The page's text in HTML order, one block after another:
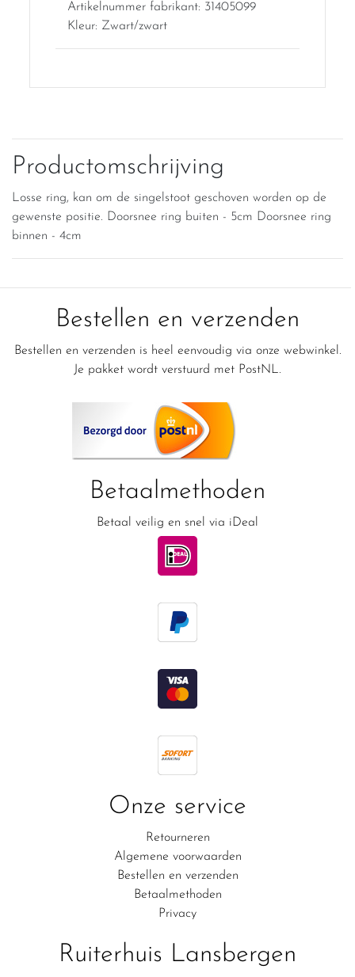
Artikelnummer fabrikant: 31405099
Kleur: Zwart/zwart
Productomschrijving
Losse ring, kan om de singelstoot geschoven worden op de
gewenste positie. Doorsnee ring buiten - 5cm Doorsnee ring
binnen - 4cm
Bestellen en verzenden
Bestellen en verzenden is heel eenvoudig via onze webwinkel.
Je pakket wordt verstuurd met PostNL.
Betaalmethoden
Betaal veilig en snel via iDeal
Onze service
Retourneren
Algemene voorwaarden
Bestellen en verzenden
Betaalmethoden
Privacy
Ruiterhuis Lansbergen